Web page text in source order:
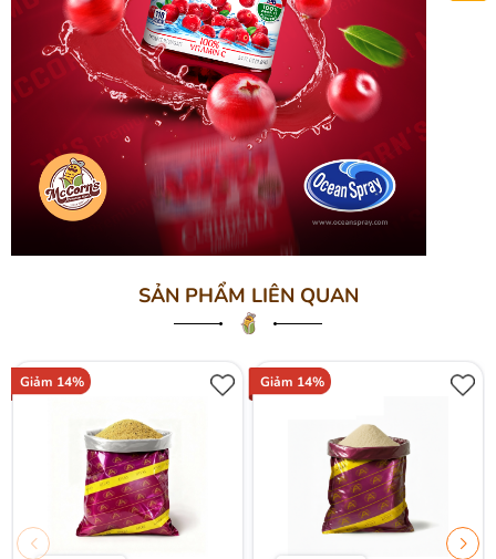
SẢN PHẨM LIÊN QUAN
Giảm 14% Giảm 14%